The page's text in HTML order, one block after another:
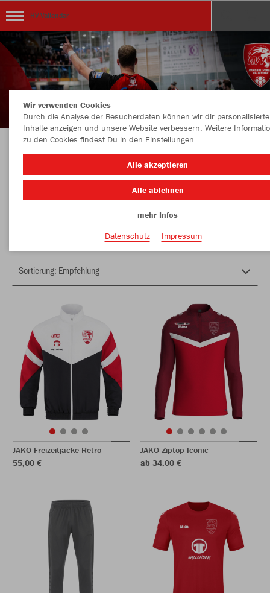
HV Vallendar
Herzlich Willkommen im Teamshop HV
Vallendar
JAKO Freizeitjacke Retro
55,00 €
JAKO Ziptop Iconic
ab 34,00 €
Wir verwenden Cookies
Durch die Analyse der Besucherdaten können wir dir personalisierte
Inhalte anzeigen und unsere Website verbessern. Weitere
zu den Cookies findest Du in den Einstellungen.
Alle akzeptieren
Alle ablehnen
mehr Infos
Datenschutz
Impressum